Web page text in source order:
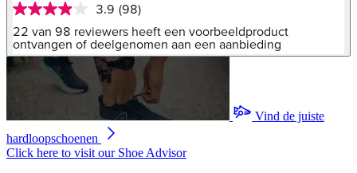
3.9
van
5
sterren,
gemiddelde
scorewaarde.
Reviews.
paginalink.
3.9 (98)
22 van 98 reviewers heeft een voorbeeldproduct
ontvangen of deelgenomen aan een aanbieding
Vind de juiste
hardloopschoenen
Click here to visit our Shoe Advisor